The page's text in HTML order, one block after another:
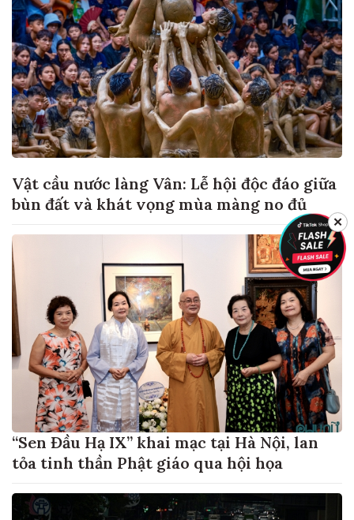
Vật cầu nước làng Vân: Lễ hội độc đáo giữa
bùn đất và khát vọng mùa màng no đủ
“Sen Đầu Hạ IX” khai mạc tại Hà Nội, lan
tỏa tinh thần Phật giáo qua hội họa
✕